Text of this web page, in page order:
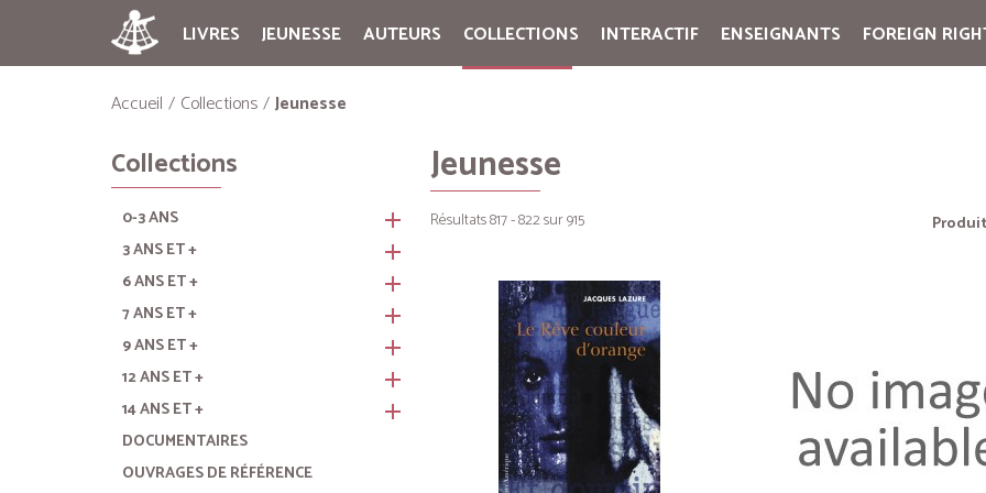
LIVRES JEUNESSE AUTEURS COLLECTIONS INTERACTIF ENSEIGNANTS FOREIGN
Accueil Collections Jeunesse
Collections
0-3 ANS remove
3 ANS ET + remove
6 ANS ET + remove
7 ANS ET + remove
9 ANS ET + remove
12 ANS ET + remove
14 ANS ET + remove
DOCUMENTAIRES
OUVRAGES DE RÉFÉRENCE
Jeunesse
Résultats 817 - 822 sur 915